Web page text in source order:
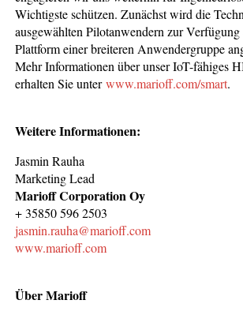
Wichtigste schützen. Zunächst wird die
ausgewählten Pilotanwendern zur Verfügung
Plattform einer breiteren Anwendergruppe
Mehr Informationen über unser IoT-fähiges
erhalten Sie unterwww.marioff.com/smart.
Weitere Informationen:
Jasmin Rauha
Marketing Lead
Marioff Corporation Oy
+ 35850 596 2503
jasmin.rauha@marioff.com
www.marioff.com
Über Marioff